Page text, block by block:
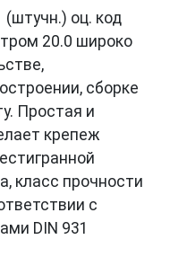
(штучн.) оц. код
20.0 широко
сборке
Простая и
крепеж
класс прочности
с
DIN 931